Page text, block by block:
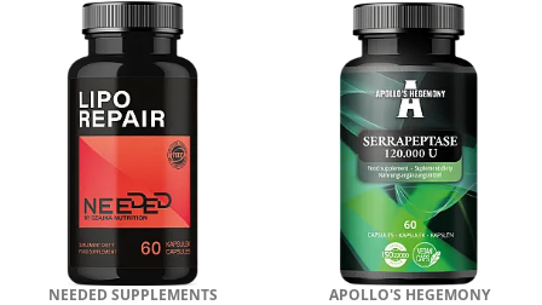
NEEDED SUPPLEMENTS APOLLO'S HEGEMONY